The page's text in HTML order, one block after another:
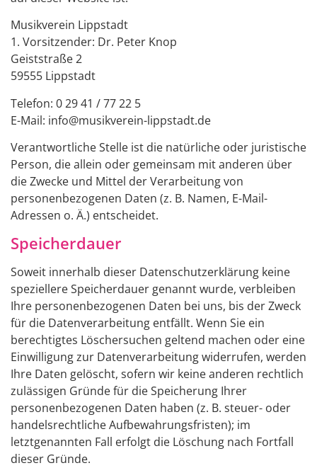
Musikverein Lippstadt
1. Vorsitzender: Dr. Peter Knop
Geiststraße 2
59555 Lippstadt
Telefon: 0 29 41 / 77 22 5
E-Mail: info@musikverein-lippstadt.de
Verantwortliche Stelle ist die natürliche oder juristische
Person, die allein oder gemeinsam mit anderen über
die Zwecke und Mittel der Verarbeitung von
personenbezogenen Daten (z. B. Namen, E-Mail-
Adressen o. Ä.) entscheidet.
Speicherdauer
Soweit innerhalb dieser Datenschutzerklärung keine
speziellere Speicherdauer genannt wurde, verbleiben
Ihre personenbezogenen Daten bei uns, bis der Zweck
für die Datenverarbeitung entfällt. Wenn Sie ein
berechtigtes Löschersuchen geltend machen oder eine
Einwilligung zur Datenverarbeitung widerrufen, werden
Ihre Daten gelöscht, sofern wir keine anderen rechtlich
zulässigen Gründe für die Speicherung Ihrer
personenbezogenen Daten haben (z. B. steuer- oder
handelsrechtliche Aufbewahrungsfristen); im
letztgenannten Fall erfolgt die Löschung nach Fortfall
dieser Gründe.